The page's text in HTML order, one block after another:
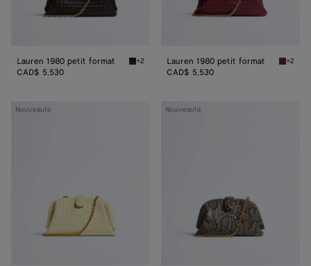
Lauren 1980 petit format Espresso Lauren 1980 petit format
+2
CAD$ 5,530
Lauren 1980 petit format Lava
+2
CAD$ 5,530
Nouveauté
Lauren
Nouveauté
Lauren